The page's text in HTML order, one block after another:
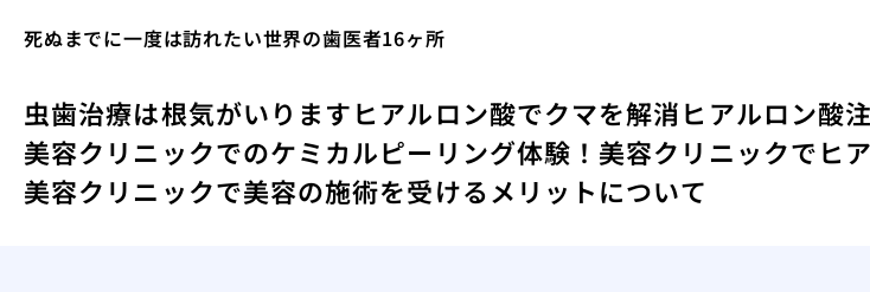
死ぬまでに一度は訪れたい世界の歯医者16ヶ所
虫歯治療は根気がいりますヒアルロン酸でクマを解消ヒアルロン酸
美容クリニックでのケミカルピーリング体験！ 美容クリニックでヒ
美容クリニックで美容の施術を受けるメリットについて